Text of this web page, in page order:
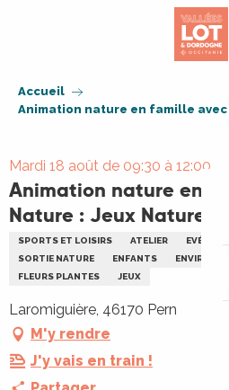
Accueil
Animation nature en famille avec
Mardi 18 août de 09:30 à 12:00
Animation nature en
Nature : Jeux Nature
SPORTS ET LOISIRS ATELIER
SORTIE NATURE
ENFANTS
FLEURS PLANTES
JEUX
Laromiguière, 46170 Pern
M'y rendre
J'y vais en train !